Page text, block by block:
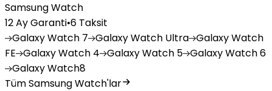
Samsung Watch
12 Ay Garanti•6 Taksit
GalaxyWatch 7 GalaxyWatch Ultra GalaxyWatch
FE GalaxyWatch 4 GalaxyWatch 5 GalaxyWatch 6
GalaxyWatch8
Tüm Samsung Watch'lar